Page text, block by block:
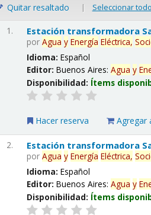
Quitar resaltado | Seleccionar todo
1. Estación transformadora
porAgua y Energía Eléctrica,
Idioma:Español
Editor:Buenos Aires:Agua y
Disponibilidad: Ítems
Hacer reserva Agregar
2. Estación transformadora
porAgua y Energía Eléctrica,
Idioma:Español
Editor:Buenos Aires:Agua y
Disponibilidad: Ítems